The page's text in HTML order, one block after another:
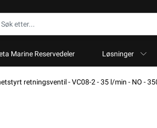
Marine Reservedeler Løsninger
retningsventil - VC08-2 - 35 l/min - NO -